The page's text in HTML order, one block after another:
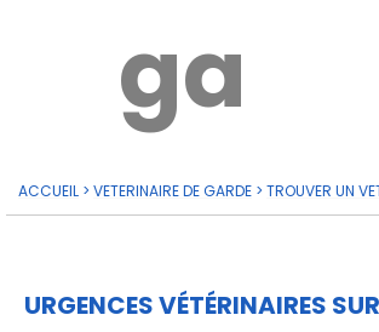
ACCUEIL > VETERINAIRE DE GARDE > TROUVER UN
URGENCES VÉTÉRINAIRES